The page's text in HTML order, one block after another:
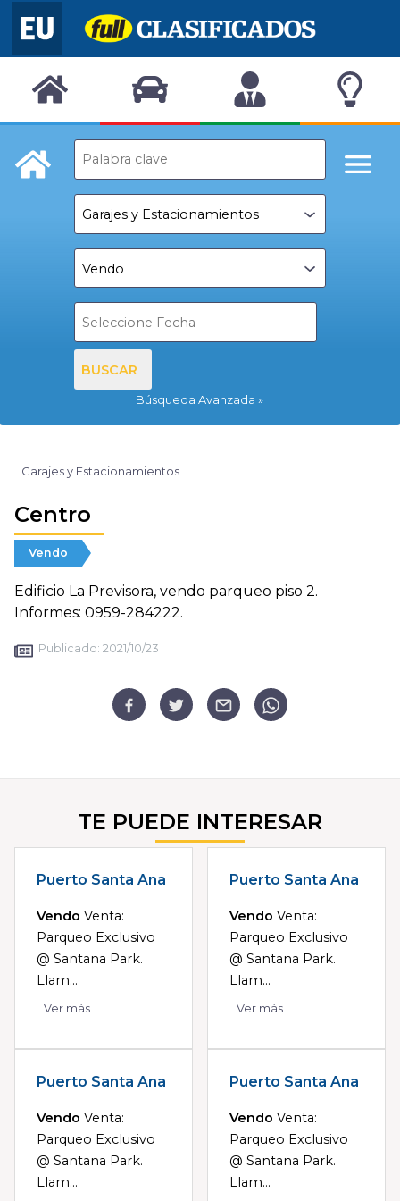
BUSCAR
Búsqueda Avanzada
Garajes y Estacionamientos
Centro
Vendo
Edificio La Previsora, vendo parqueo piso 2.
Informes: 0959-284222.
Publicado: 2021/10/23
TE PUEDE INTERESAR
Puerto Santa Ana
Vendo Venta:
Parqueo Exclusivo
@ Santana Park.
Llam...
Ver más
Puerto Santa Ana
Vendo Venta:
Parqueo Exclusivo
@ Santana Park.
Llam...
Ver más
Puerto Santa Ana
Vendo Venta:
Parqueo Exclusivo
@ Santana Park.
Llam...
Puerto Santa Ana
Vendo Venta:
Parqueo Exclusivo
@ Santana Park.
Llam...